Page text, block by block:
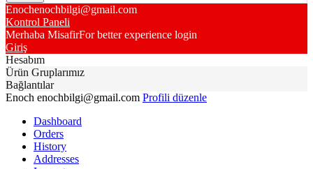
Enochenochbilgi@gmail.com
Kontrol Paneli
Merhaba MisafirFor better experience login
Giriş
Hesabım
Ürün Gruplarımız
Bağlantılar
Enoch enochbilgi@gmail.com Profili düzenle
Dashboard
Orders
History
Addresses